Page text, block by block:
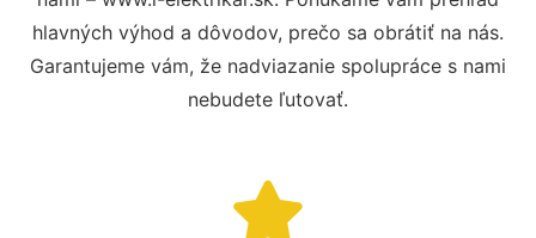
hlavných výhod a dôvodov, prečo sa obrátiť na nás.
Garantujeme vám, že nadviazanie spolupráce s nami
nebudete ľutovať.